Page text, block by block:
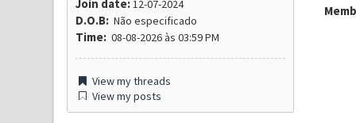
Join date:12-07-2024
D.O.B:Não especificado
Time:08-08-2026 às 03:59 PM
View my threads
View my posts